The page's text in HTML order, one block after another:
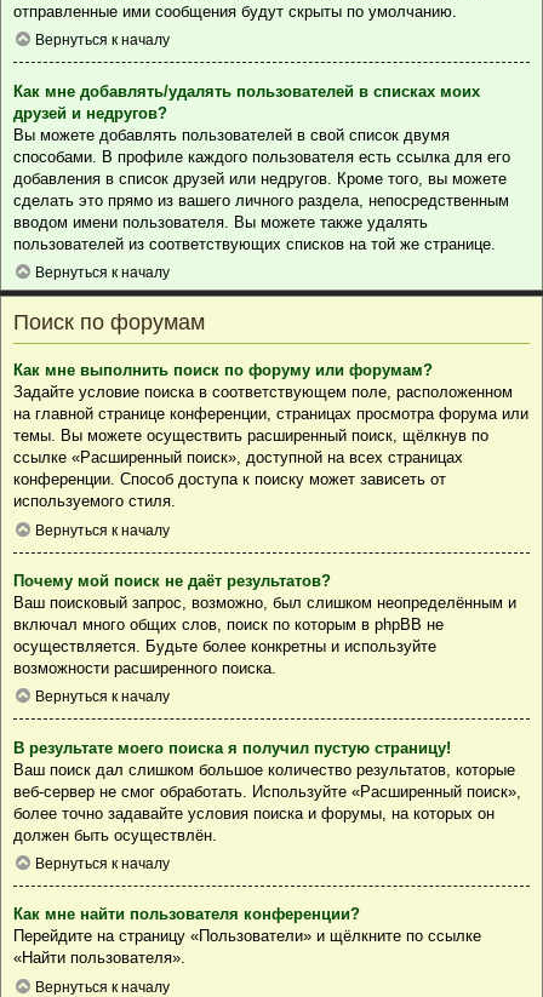
отправленные ими сообщения будут скрыты по умолчанию.
Вернуться к началу
Как мне добавлять/удалять пользователей в списках моих
друзей и недругов?
Вы можете добавлять пользователей в свой список двумя
способами. В профиле каждого пользователя есть ссылка для его
добавления в список друзей или недругов. Кроме того, вы можете
сделать это прямо из вашего личного раздела, непосредственным
вводом имени пользователя. Вы можете также удалять
пользователей из соответствующих списков на той же странице.
Вернуться к началу
Поиск по форумам
Как мне выполнить поиск по форуму или форумам?
Задайте условие поиска в соответствующем поле, расположенном
на главной странице конференции, страницах просмотра форума или
темы. Вы можете осуществить расширенный поиск, щёлкнув по
ссылке «Расширенный поиск», доступной на всех страницах
конференции. Способ доступа к поиску может зависеть от
используемого стиля.
Вернуться к началу
Почему мой поиск не даёт результатов?
Ваш поисковый запрос, возможно, был слишком неопределённым и
включал много общих слов, поиск по которым в phpBB не
осуществляется. Будьте более конкретны и используйте
возможности расширенного поиска.
Вернуться к началу
В результате моего поиска я получил пустую страницу!
Ваш поиск дал слишком большое количество результатов, которые
веб-сервер не смог обработать. Используйте «Расширенный поиск»,
более точно задавайте условия поиска и форумы, на которых он
должен быть осуществлён.
Вернуться к началу
Как мне найти пользователя конференции?
Перейдите на страницу «Пользователи» и щёлкните по ссылке
«Найти пользователя».
Вернуться к началу